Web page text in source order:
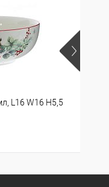
L16 W16 H5,5